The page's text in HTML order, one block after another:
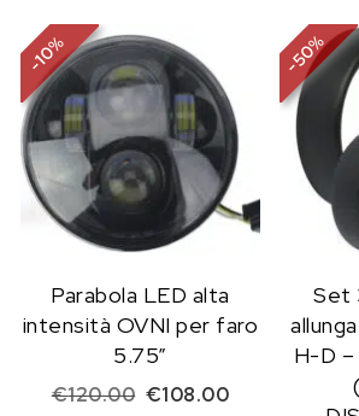
-
10
%
Parabola LED alta
intensità OVNI per faro
5.75”
€120.00 Il prezzo originale era:
€108.00Il prezzo
-
50%
Set
H-D